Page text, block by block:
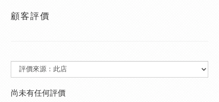
顧客評價
尚未有任何評價